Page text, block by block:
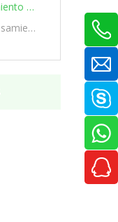
Maquinaria de procesamiento de carne
Maquinaria para el procesamiento de frutas y verduras.